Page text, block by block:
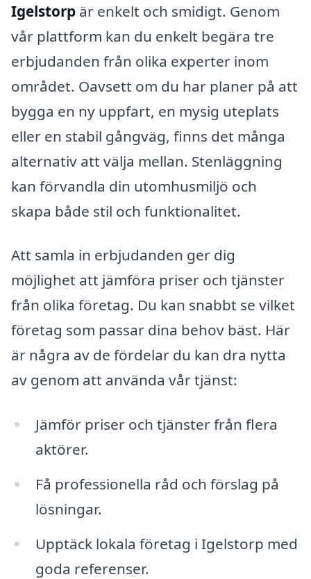
Igelstorp är enkelt och smidigt. Genom
vår plattform kan du enkelt begära tre
erbjudanden från olika experter inom
området. Oavsett om du har planer på att
bygga en ny uppfart, en mysig uteplats
eller en stabil gångväg, finns det många
alternativ att välja mellan. Stenläggning
kan förvandla din utomhusmiljö och
skapa både stil och funktionalitet.
Att samla in erbjudanden ger dig
möjlighet att jämföra priser och tjänster
från olika företag. Du kan snabbt se vilket
företag som passar dina behov bäst. Här
är några av de fördelar du kan dra nytta
av genom att använda vår tjänst:
Jämför priser och tjänster från flera
aktörer.
Få professionella råd och förslag på
lösningar.
Upptäck lokala företag i Igelstorp med
goda referenser.